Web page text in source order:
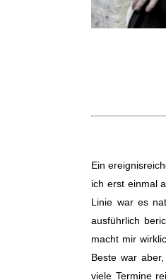
Ein
ich erst einmal
Linie war es
ausführlich
macht mir
Beste war
viele Termine